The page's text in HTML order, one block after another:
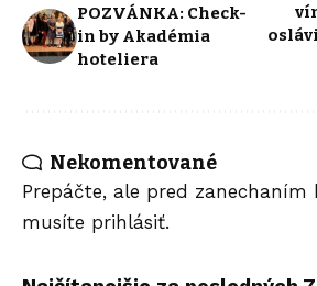
POZVÁNKA: Check-
in by Akadémia
hoteliera
Nekomentované
Prepáčte, ale pred zanechaním
musíte prihlásiť.